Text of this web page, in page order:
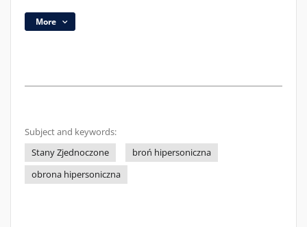
More
Subject and keywords:
Stany Zjednoczone
broń hipersoniczna
obrona hipersoniczna